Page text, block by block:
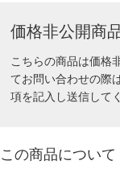
価格非公開商
こちらの商品は価格
てお問い合わせの際
項を記入し送信して
この商品について